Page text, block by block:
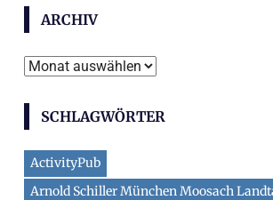
ARCHIV
Archiv
SCHLAGWÖRTER
ActivityPub
Arnold Schiller München Moosach